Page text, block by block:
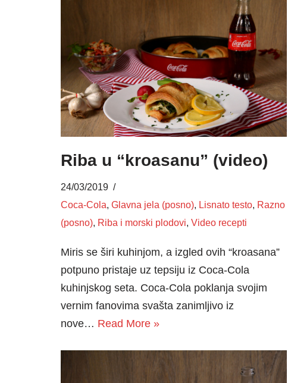
Riba u “kroasanu” (video)
24/03/2019
Coca-Cola, Glavna jela (posno), Lisnato testo, Razno
(posno), Riba i morski plodovi, Video recepti
Miris se širi kuhinjom, a izgled ovih “kroasana”
potpuno pristaje uz tepsiju iz Coca-Cola
kuhinjskog seta. Coca-Cola poklanja svojim
vernim fanovima svašta zanimljivo iz
nove… Read More »